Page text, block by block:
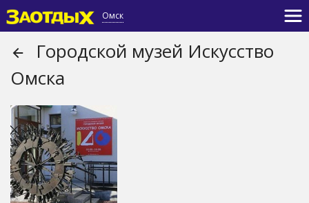
Омск
Городской музей Искусство
Омска